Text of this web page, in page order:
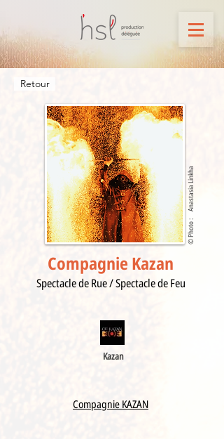
Retour
Anastasia Linkha
© Photo :
Compagnie Kazan
Spectacle de Rue / Spectacle de Feu
Kazan
Compagnie KAZAN